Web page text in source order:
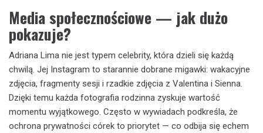
Media społecznościowe — jak dużo
pokazuje?
Adriana Lima nie jest typem celebrity, która dzieli się każdą
chwilą. Jej Instagram to starannie dobrane migawki: wakacyjne
zdjęcia, fragmenty sesji i rzadkie zdjęcia z Valentina i Sienna.
Dzięki temu każda fotografia rodzinna zyskuje wartość
momentu wyjątkowego. Często w wywiadach podkreśla, że
ochrona prywatności córek to priorytet — co odbija się echem